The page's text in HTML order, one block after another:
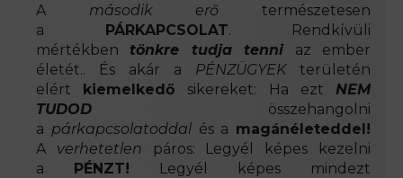
A második erőtermészetesen
a PÁRKAPCSOLAT. Rendkívüli
mértékben tönkre tudja tenni az ember
életét.. És akár a PÉNZÜGYEK területén
elért kiemelkedő sikereket: Ha ezt NEM
TUDOD összehangolni
a párkapcsolatoddal és a magánéleteddel!
A verhetetlen
páros: Legyél képes kezelni
a PÉNZT! Legyél képes mindezt